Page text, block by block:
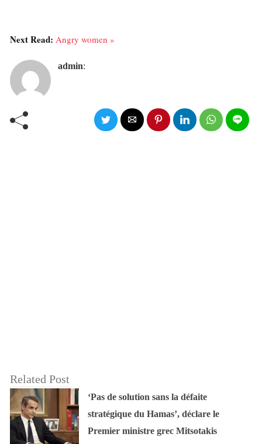
Next Read: Angry women »
admin:
Related Post
‘Pas de solution sans la défaite
stratégique du Hamas’, déclare le
Premier ministre grec Mitsotakis